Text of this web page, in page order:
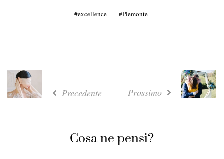
excellence Piemonte
Precedente Prossimo
Cosa ne pensi?